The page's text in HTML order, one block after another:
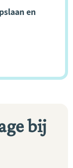
en
bij